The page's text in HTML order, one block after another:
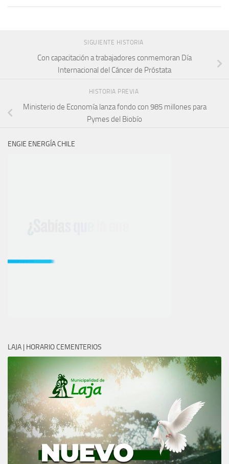
SIGUIENTE HISTORIA
Con capacitación a trabajadores conmemoran Día
Internacional del Cáncer de Próstata
HISTORIA PREVIA
Ministerio de Economía lanza fondo con 985 millones para
Pymes del Biobío
ENGIE ENERGÍA CHILE
LAJA | HORARIO CEMENTERIOS